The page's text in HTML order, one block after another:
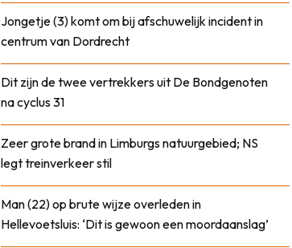
Jongetje (3) komt om bij afschuwelijk incident in
centrum van Dordrecht
Dit zijn de twee vertrekkers uit De Bondgenoten
na cyclus 31
Zeer grote brand in Limburgs natuurgebied; NS
legt treinverkeer stil
Man (22) op brute wijze overleden in
Hellevoetsluis: ‘Dit is gewoon een moordaanslag’